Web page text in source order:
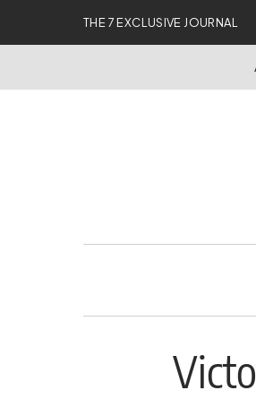
THE 7 EXCLUSIVE JOURNAL